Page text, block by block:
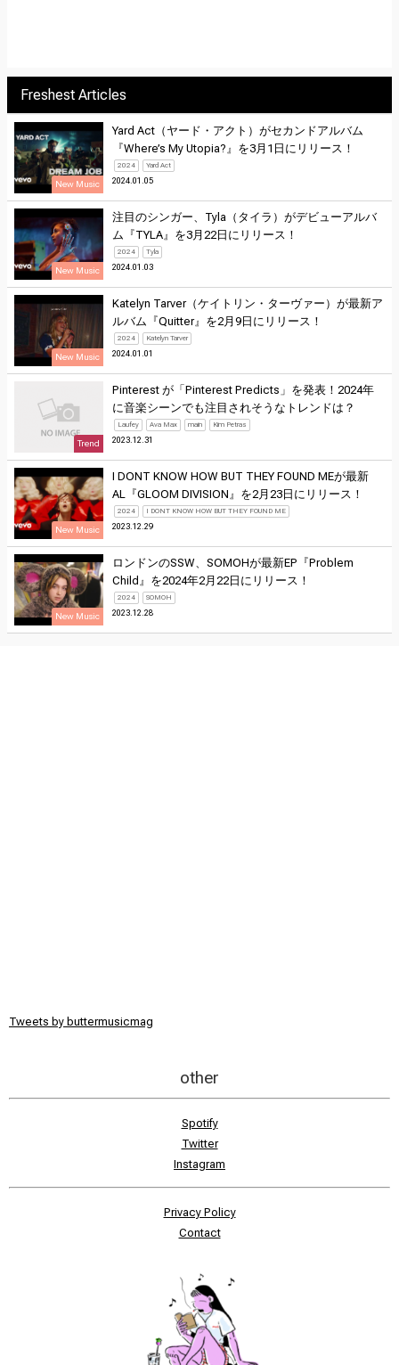
Freshest Articles
New Music
Yard Act（ヤード・アクト）がセカンドアルバム
『Where’s My Utopia?』を3月1日にリリース！
2024 Yard Act
2024.01.05
New Music
注目のシンガー、Tyla（タイラ）がデビューアルバ
ム『TYLA』を3月22日にリリース！
2024 Tyla
2024.01.03
New Music
Katelyn Tarver（ケイトリン・ターヴァー）が最新ア
ルバム『Quitter』を2月9日にリリース！
2024 Katelyn Tarver
2024.01.01
Trend
Pinterest が「Pinterest Predicts」を発表！2024年
に音楽シーンでも注目されそうなトレンドは？
Laufey Ava Max main Kim Petras
2023.12.31
New Music
I DONT KNOW HOW BUT THEY FOUND MEが最新
AL『GLOOM DIVISION』を2月23日にリリース！
2024 I DONT KNOW HOW BUT THEY FOUND ME
2023.12.29
New Music
ロンドンのSSW、SOMOHが最新EP『Problem
Child』を2024年2月22日にリリース！
2024 SOMOH
2023.12.28
Tweets by buttermusicmag
other
Spotify
Twitter
Instagram
Privacy Policy
Contact